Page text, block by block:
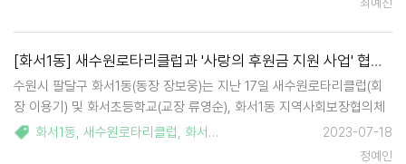
[화서1동] 새수원로타리클럽과 '사랑의 후원금 지원 사업' 협약 체결
수원시 팔달구 화서1동(동장 장보웅)는 지난 17일 새수원로타리클럽(회
장 이용기) 및 화서초등학교(교장 류영순), 화서1동 지역사회보장협의체
(위원장 권남호)와 함께 화서1동 행정복지센터에서 '사랑의 후원금 지원
사업' 업무협약식을 개최했다. '사랑의 후원금 지원사업'은 화서초등학교
화서1동, 새수원로타리클럽, 화서초등학교 지역사회보장협의체,후원
2023-07-18
정예인